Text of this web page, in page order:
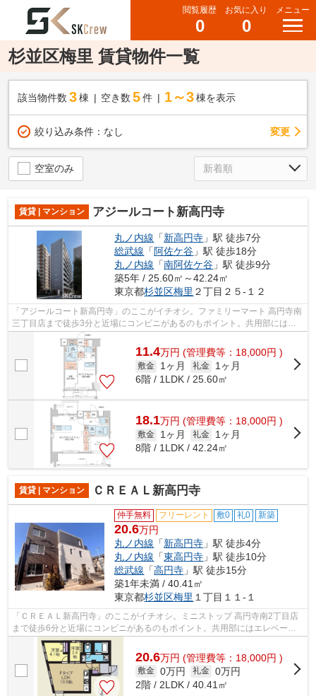
閲覧履歴
0
お気に入り
0
メニュー
杉並区梅里 賃貸物件一覧
該当物件数 3棟 空き数 5 件 1～3 棟を表示
絞り込み条件： なし 変更
空室のみ
賃貸 | マンション アジールコート新高円寺
丸ノ内線 「新高円寺 」駅 徒歩7分
総武線 「 阿佐ケ谷 」駅 徒歩18分
丸ノ内線 「南阿佐ケ谷 」駅 徒歩9分
築5年 / 25.60㎡～42.24㎡
東京都杉並区梅里 ２丁目２５-１２
「アジールコート新高円寺」のここがイチオシ。ファミリーマート 高円寺南
三丁目店まで徒歩3分と近場にコンビニがあるのもポイント。共用部には敷
地内ごみ置き場・エレベータなどが備...
11.4万円 (管理費等：18,000円 )
敷金 1ヶ月 礼金
1ヶ月
6階 / 1LDK / 25.60㎡
18.1万円 (管理費等：18,000円 )
敷金 1ヶ月 礼金
1ヶ月
8階 / 1LDK / 42.24㎡
賃貸 | マンション ＣＲＥＡＬ新高円寺
仲手無料 フリーレント 敷0 礼0 新築
20.6万円
丸ノ内線 「新高円寺 」駅 徒歩4分
丸ノ内線 「東高円寺 」駅 徒歩10分
総武線 「高円寺 」駅 徒歩15分
築1年未満 / 40.41㎡
東京都杉並区梅里 １丁目１１-１
「ＣＲＥＡＬ新高円寺」のここがイチオシ。ミニストップ 高円寺南2丁目店
まで徒歩6分と近場にコンビニがあるのもポイント。共用部にはエレベー
タ・敷地内ごみ置き場などが揃っており、...
20.6万円 (管理費等：18,000円 )
敷金 0万円 礼金 0万円
2階 / 2LDK / 40.41㎡